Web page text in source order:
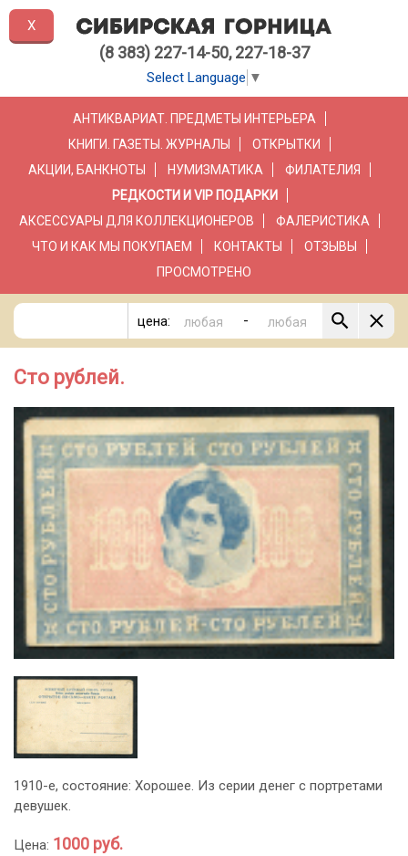
(8 383) 227-14-50, 227-18-37
Select Language ▼
АНТИКВАРИАТ. ПРЕДМЕТЫ ИНТЕРЬЕРА
КНИГИ. ГАЗЕТЫ. ЖУРНАЛЫ
ОТКРЫТКИ
АКЦИИ, БАНКНОТЫ
НУМИЗМАТИКА
ФИЛАТЕЛИЯ
РЕДКОСТИ И VIP ПОДАРКИ
АКСЕССУАРЫ ДЛЯ КОЛЛЕКЦИОНЕРОВ
ФАЛЕРИСТИКА
ЧТО И КАК МЫ ПОКУПАЕМ
КОНТАКТЫ
ОТЗЫВЫ
ПРОСМОТРЕНО
цена: -
Сто рублей.
1910-е, состояние: Хорошее. Из серии денег с портретами
девушек.
Цена: 1000 руб.
X